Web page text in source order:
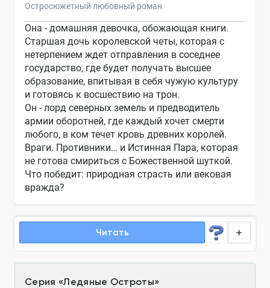
Остросюжетный любовный роман
Она - домашняя девочка, обожающая книги.
Старшая дочь королевской четы, которая с
нетерпением ждет отправления в соседнее
государство, где будет получать высшее
образование, впитывая в себя чужую культуру
и готовясь к восшествию на трон.
Он - лорд северных земель и предводитель
армии оборотней, где каждый хочет смерти
любого, в ком течет кровь древних королей.
Враги. Противники… и Истинная Пара, которая
не готова смириться с Божественной шуткой.
Что победит: природная страсть или вековая
вражда?
Читать
Серия «Ледяные Остроты»